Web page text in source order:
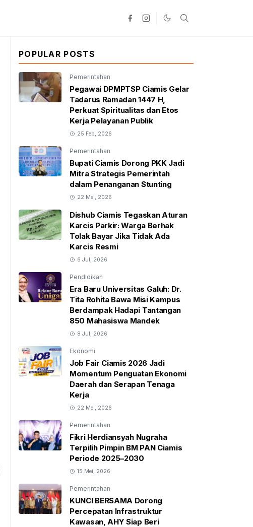
POPULAR POSTS
Pemerintahan
Pegawai DPMPTSP Ciamis Gelar
Tadarus Ramadan 1447 H,
Perkuat Spiritualitas dan Etos
Kerja Pelayanan Publik
25 Feb, 2026
Pemerintahan
Bupati Ciamis Dorong PKK Jadi
Mitra Strategis Pemerintah
dalam Penanganan Stunting
22 Mei, 2026
Dishub Ciamis Tegaskan Aturan
Karcis Parkir: Warga Berhak
Tolak Bayar Jika Tidak Ada
Karcis Resmi
6 Jul, 2026
Pendidikan
Era Baru Universitas Galuh: Dr.
Tita Rohita Bawa Misi Kampus
Berdampak Hadapi Tantangan
850 Mahasiswa Mandek
8 Jul, 2026
Ekonomi
Job Fair Ciamis 2026 Jadi
Momentum Penguatan Ekonomi
Daerah dan Serapan Tenaga
Kerja
22 Mei, 2026
Pemerintahan
Fikri Herdiansyah Nugraha
Terpilih Pimpin BM PAN Ciamis
Periode 2025–2030
15 Mei, 2026
Pemerintahan
KUNCI BERSAMA Dorong
Percepatan Infrastruktur
Kawasan, AHY Siap Beri